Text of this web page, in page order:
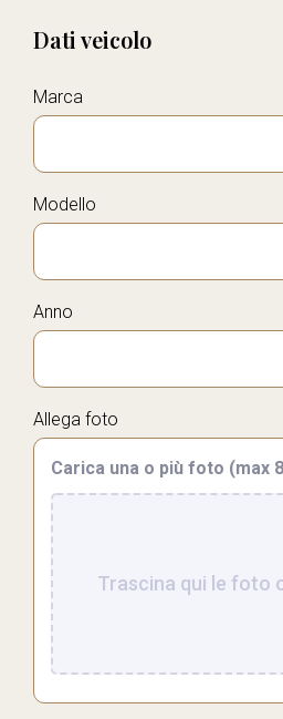
Dati veicolo
Marca
Modello
Anno
Allega foto
Carica una o più foto (max
Trascina qui le foto